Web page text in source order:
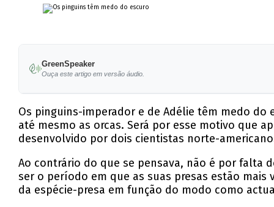
GreenSpeaker
Ouça este artigo em versão áudio.
Os pinguins-imperador e de Adélie têm medo
até mesmo as orcas. Será por esse motivo que
desenvolvido por dois cientistas norte-
Ao contrário do que se pensava, não é por falta
ser o período em que as suas presas estão
da espécie-presa em função do modo como